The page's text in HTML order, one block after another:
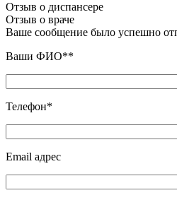
Отзыв о диспансере
Отзыв о враче
Ваше сообщение было успешно
Ваши ФИО**
Телефон*
Email адрес